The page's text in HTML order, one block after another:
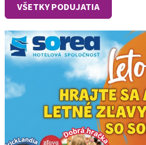
VŠETKY PODUJATIA